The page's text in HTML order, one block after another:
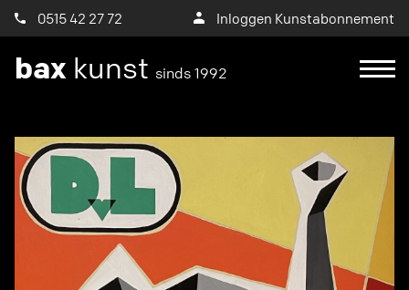
0515 42 27 72 Inloggen Kunstabonnement
bax kunst sinds 1992